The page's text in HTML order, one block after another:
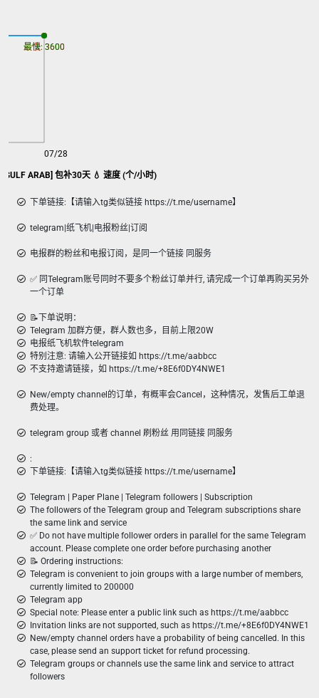
ARAB] 包补30天 💧 速度 (个/小时)
07/28
最慢: 3600
最快: 3600
下单链接:【请输入tg类似链接 https://t.me/username】
telegram|纸飞机|电报粉丝|订阅
电报群的粉丝和电报订阅，是同一个链接 同服务
✅ 同Telegram账号同时不要多个粉丝订单并行, 请完成一个订单再购买另外
一个订单
📝下单说明：
Telegram 加群方便，群人数也多，目前上限20W
电报纸飞机软件telegram
特别注意: 请输入公开链接如 https://t.me/aabbcc
不支持邀请链接，如 https://t.me/+8E6f0DY4NWE1
New/empty channel的订单，有概率会Cancel，这种情况，发售后工单退
费处理。
telegram group 或者 channel 刷粉丝 用同链接 同服务
:
下单链接:【请输入tg类似链接 https://t.me/username】
Telegram | Paper Plane | Telegram followers | Subscription
The followers of the Telegram group and Telegram subscriptions share
the same link and service
✅ Do not have multiple follower orders in parallel for the same Telegram
account. Please complete one order before purchasing another
📝 Ordering instructions:
Telegram is convenient to join groups with a large number of members,
currently limited to 200000
Telegram app
Special note: Please enter a public link such as https://t.me/aabbcc
Invitation links are not supported, such as https://t.me/+8E6f0DY4NWE1
New/empty channel orders have a probability of being cancelled. In this
case, please send an support ticket for refund processing.
Telegram groups or channels use the same link and service to attract
followers